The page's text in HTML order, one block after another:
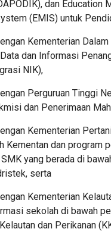
dan Education
(EMIS) untuk
Kementerian
dan Informasi
NIK),
Perguruan Tinggi
dan Penerimaan
Kementerian
Kementan dan program
yang berada di
serta
Kementerian
sekolah di bawah
dan Perikanan